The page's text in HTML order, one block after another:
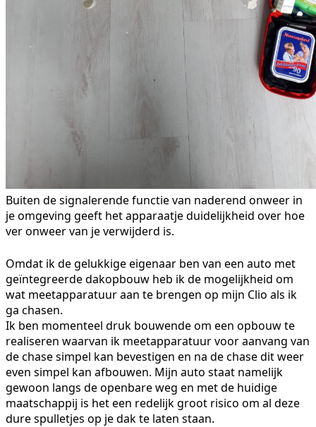
Buiten de signalerende functie van naderend onweer in
je omgeving geeft het apparaatje duidelijkheid over hoe
ver onweer van je verwijderd is.
Omdat ik de gelukkige eigenaar ben van een auto met
geïntegreerde dakopbouw heb ik de mogelijkheid om
wat meetapparatuur aan te brengen op mijn Clio als ik
ga chasen.
Ik ben momenteel druk bouwende om een opbouw te
realiseren waarvan ik meetapparatuur voor aanvang van
de chase simpel kan bevestigen en na de chase dit weer
even simpel kan afbouwen. Mijn auto staat namelijk
gewoon langs de openbare weg en met de huidige
maatschappij is het een redelijk groot risico om al deze
dure spulletjes op je dak te laten staan.